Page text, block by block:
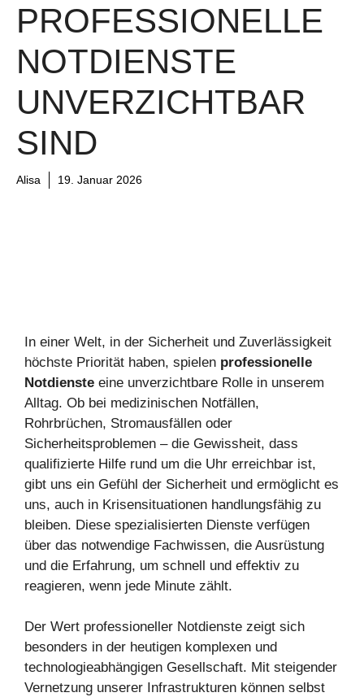
PROFESSIONELLE
NOTDIENSTE
UNVERZICHTBAR
SIND
Alisa 19. Januar 2026
In einer Welt, in der Sicherheit und Zuverlässigkeit
höchste Priorität haben, spielen professionelle
Notdienste eine unverzichtbare Rolle in unserem
Alltag. Ob bei medizinischen Notfällen,
Rohrbrüchen, Stromausfällen oder
Sicherheitsproblemen – die Gewissheit, dass
qualifizierte Hilfe rund um die Uhr erreichbar ist,
gibt uns ein Gefühl der Sicherheit und ermöglicht es
uns, auch in Krisensituationen handlungsfähig zu
bleiben. Diese spezialisierten Dienste verfügen
über das notwendige Fachwissen, die Ausrüstung
und die Erfahrung, um schnell und effektiv zu
reagieren, wenn jede Minute zählt.
Der Wert professioneller Notdienste zeigt sich
besonders in der heutigen komplexen und
technologieabhängigen Gesellschaft. Mit steigender
Vernetzung unserer Infrastrukturen können selbst